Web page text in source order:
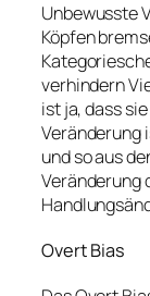
Unbewusste
Köpfen
verhindern
ist ja, dass
Veränderung
und so aus
Veränderung
Overt Bias